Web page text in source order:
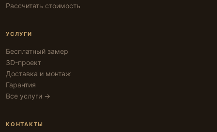
Рассчитать стоимость
УСЛУГИ
Бесплатный замер
3D-проект
Доставка и монтаж
Гарантия
Все услуги →
КОНТАКТЫ